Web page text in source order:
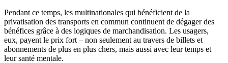
Pendant ce temps, les multinationales qui bénéficient de la
privatisation des transports en commun continuent de dégager des
bénéfices grâce à des logiques de marchandisation. Les usagers,
eux, payent le prix fort – non seulement au travers de billets et
abonnements de plus en plus chers, mais aussi avec leur temps et
leur santé mentale.